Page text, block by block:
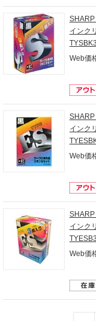
SHARP
インク
Web価
SHARP
インク
Web価
SHARP
インク
TYESB3
Web価